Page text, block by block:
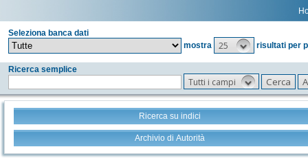
Seleziona banca dati
mostra
25 risultati per
Ricerca semplice
Tutti i campi
Ricerca su indici
Archivio di Autorità